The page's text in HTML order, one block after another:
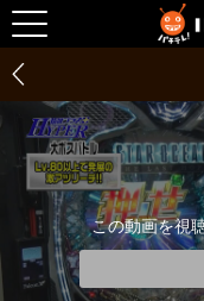
この動画を視